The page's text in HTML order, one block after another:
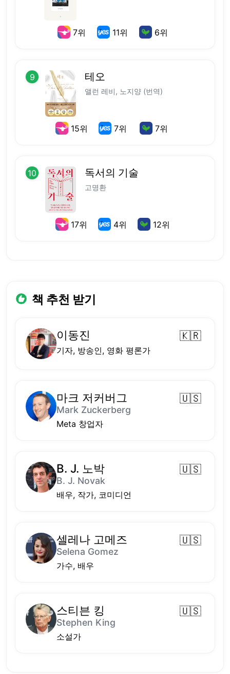
7위 11위 6위
9 테오
앨런 레비, 노지양 (번역)
15위 7위 7위
10 독서의 기술
고명환
17위 4위 12위
책 추천 받기
이동진 🇰🇷
기자, 방송인, 영화 평론가
마크 저커버그 🇺🇸
Mark Zuckerberg
Meta 창업자
B. J. 노박 🇺🇸
B. J. Novak
배우, 작가, 코미디언
셀레나 고메즈 🇺🇸
Selena Gomez
가수, 배우
스티븐 킹 🇺🇸
Stephen King
소설가